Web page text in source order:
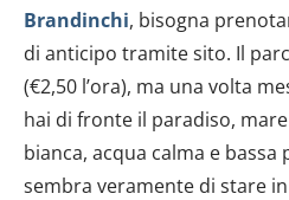
Brandinchi, bisogna
di anticipo tramite sito. Il
(€2,50 l’ora), ma una volta
hai di fronte il paradiso,
bianca, acqua calma e
sembra veramente di stare